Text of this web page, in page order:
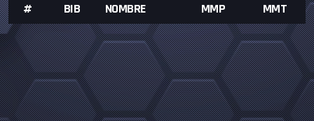
# BIB NOMBRE MMP MMT